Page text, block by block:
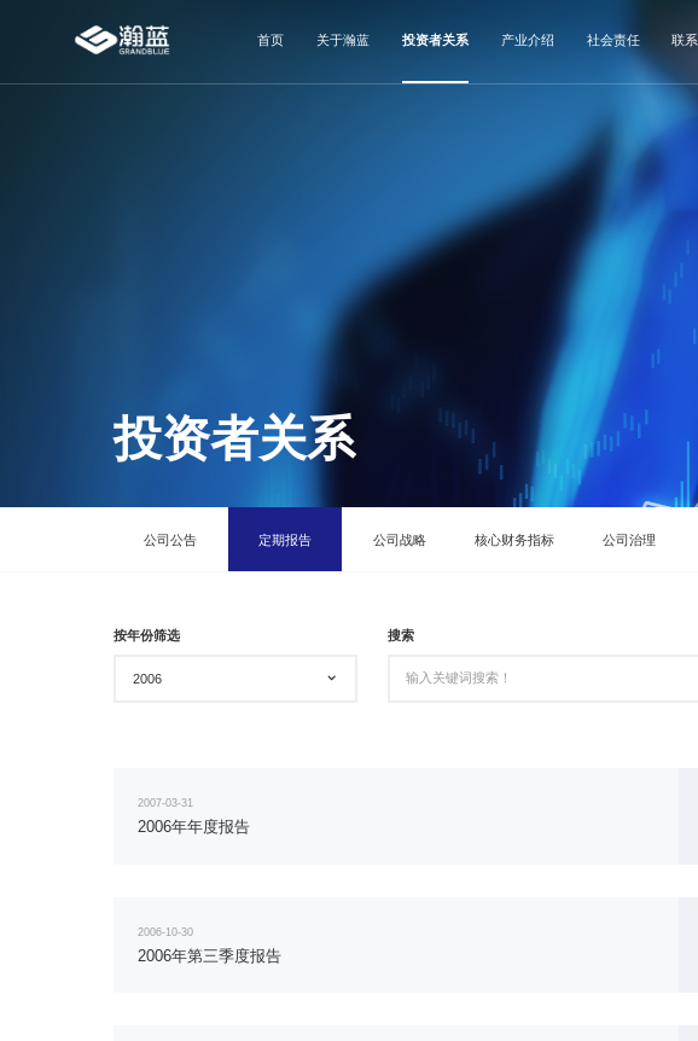
首页 关于瀚蓝 投资者关系 产业介绍 社会责任 联
投资者关系
公司公告 定期报告 公司战略 核心财务指标 公司治理
按年份筛选
2006
搜索
2007-03-31
2006年年度报告
2006-10-30
2006年第三季度报告